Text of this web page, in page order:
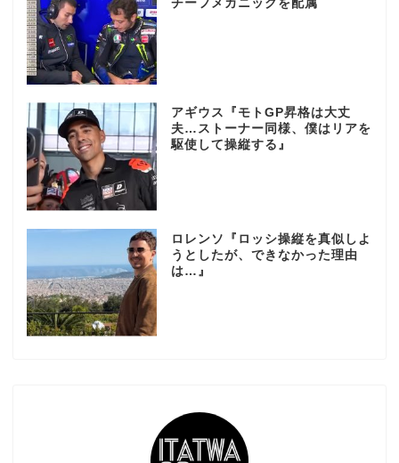
チーフメカニックを配属
アギウス『モトGP昇格は大丈
夫…ストーナー同様、僕はリアを
駆使して操縦する』
ロレンソ『ロッシ操縦を真似しよ
うとしたが、できなかった理由
は…』